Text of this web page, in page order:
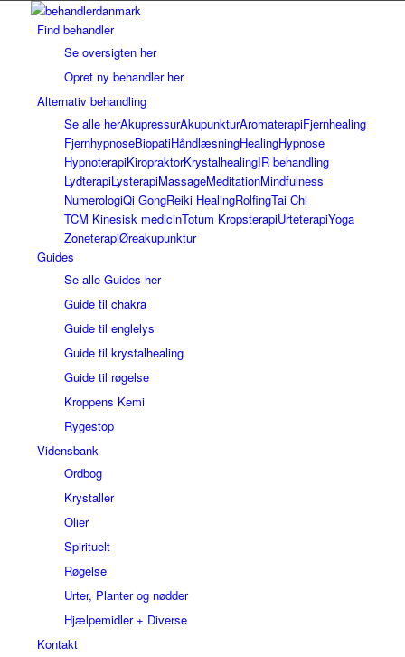
Find behandler
Se oversigten her
Opret ny behandler her
Alternativ behandling
Se alle herAkupressurAkupunkturAromaterapiFjernhealing
FjernhypnoseBiopatiHåndlæsningHealingHypnose
HypnoterapiKiropraktorKrystalhealingIR behandling
LydterapiLysterapiMassageMeditationMindfulness
NumerologiQi GongReiki HealingRolfingTai Chi
TCM Kinesisk medicinTotum KropsterapiUrteterapiYoga
ZoneterapiØreakupunktur
Guides
Se alle Guides her
Guide til chakra
Guide til englelys
Guide til krystalhealing
Guide til røgelse
Kroppens Kemi
Rygestop
Vidensbank
Ordbog
Krystaller
Olier
Spirituelt
Røgelse
Urter, Planter og nødder
Hjælpemidler + Diverse
Kontakt